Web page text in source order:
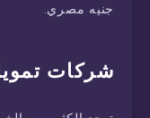
جنيه مصري.
شركات